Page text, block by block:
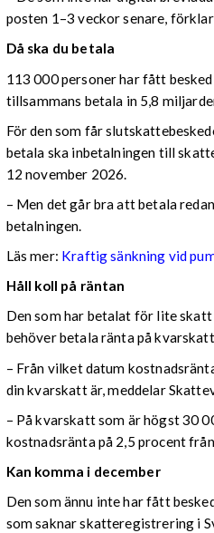
posten 1–3 veckor senare,
Då ska du betala
113 000 personer har fått
tillsammans betala in 5,8
För den som får
betala ska inbetalningen till
12 november 2026.
– Men det går bra att betala
betalningen.
Läs mer: Kraftig sänkning vid
Håll koll på räntan
Den som har betalat för lite
behöver betala ränta på
– Från vilket datum
din kvarskatt är, meddelar
– På kvarskatt som är högst 30
kostnadsränta på 2,5 procent
Kan komma i december
Den som ännu inte har fått
som saknar skatteregistrering i